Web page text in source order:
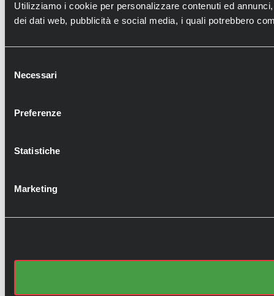
Utilizziamo i cookie per personalizzare contenuti ed
dei dati web, pubblicità e social media, i quali potrebbero
delNecessari
Preferenze
Statistiche
Marketing